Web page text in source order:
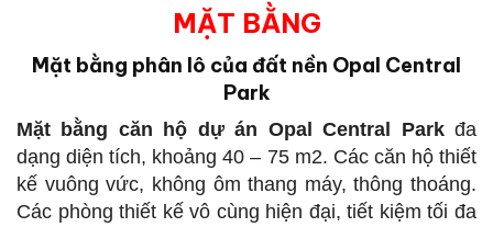
MẶT BẰNG
Mặt bằng phân lô của đất nền Opal Central
Park
Mặt bằng căn hộ dự án Opal Central Parkđa
dạng diện tích, khoảng 40 – 75 m2. Các căn hộ thiết
kế vuông vức, không ôm thang máy, thông thoáng.
Các phòng thiết kế vô cùng hiện đại, tiết kiệm tối đa